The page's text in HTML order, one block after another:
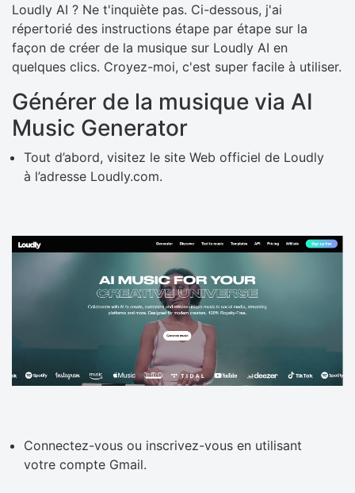
Loudly AI ? Ne t'inquiète pas. Ci-dessous, j'ai
répertorié des instructions étape par étape sur la
façon de créer de la musique sur Loudly AI en
quelques clics. Croyez-moi, c'est super facile à utiliser.
Générer de la musique via AI
Music Generator
Tout d’abord, visitez le site Web officiel de Loudly
à l’adresse Loudly.com.
Connectez-vous ou inscrivez-vous en utilisant
votre compte Gmail.